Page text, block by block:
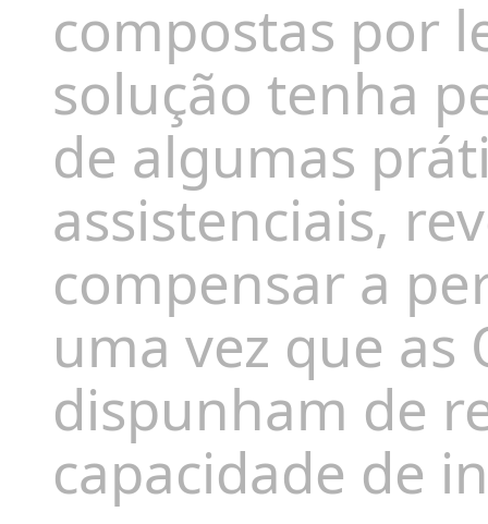
compostas por
solução tenha
de algumas
assistenciais,
compensar a
uma vez que as
dispunham de
capacidade de